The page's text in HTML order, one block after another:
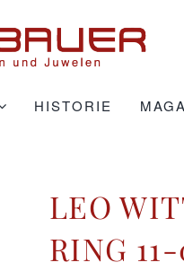
HISTORIE
LEO
RING